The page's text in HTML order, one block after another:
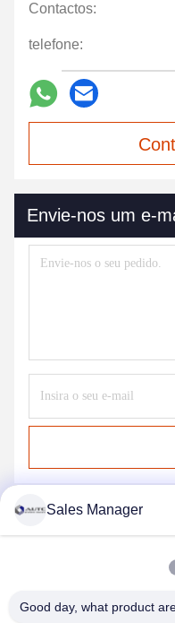
Contactos:
telefone:
Envie-nos um e-
Sales Manager
Good day, what product